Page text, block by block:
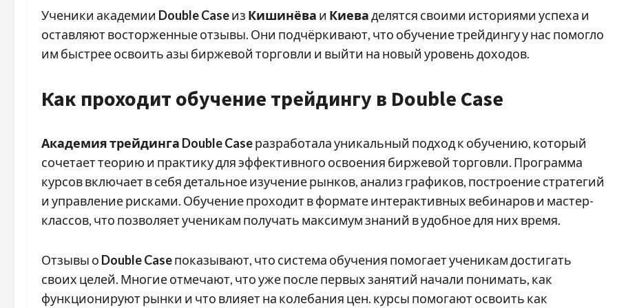
Ученики академии Double Caseиз Кишинёва и Киеваделятся своими историями успеха и
оставляют восторженные отзывы. Они подчёркивают, что обучение трейдингу у нас помогло
им быстрее освоить азы биржевой торговли и выйти на новый уровень доходов.
Как проходит обучение трейдингу в Double Case
Академия трейдинга Double Caseразработала уникальный подход к обучению, который
сочетает теорию и практику для эффективного освоения биржевой торговли. Программа
курсов включает в себя детальное изучение рынков, анализ графиков, построение стратегий
и управление рисками. Обучение проходит в формате интерактивных вебинаров и мастер-
классов, что позволяет ученикам получать максимум знаний в удобное для них время.
Отзывы о Double Caseпоказывают, что система обучения помогает ученикам достигать
своих целей. Многие отмечают, что уже после первых занятий начали понимать, как
функционируют рынки и что влияет на колебания цен. курсы помогают освоить как